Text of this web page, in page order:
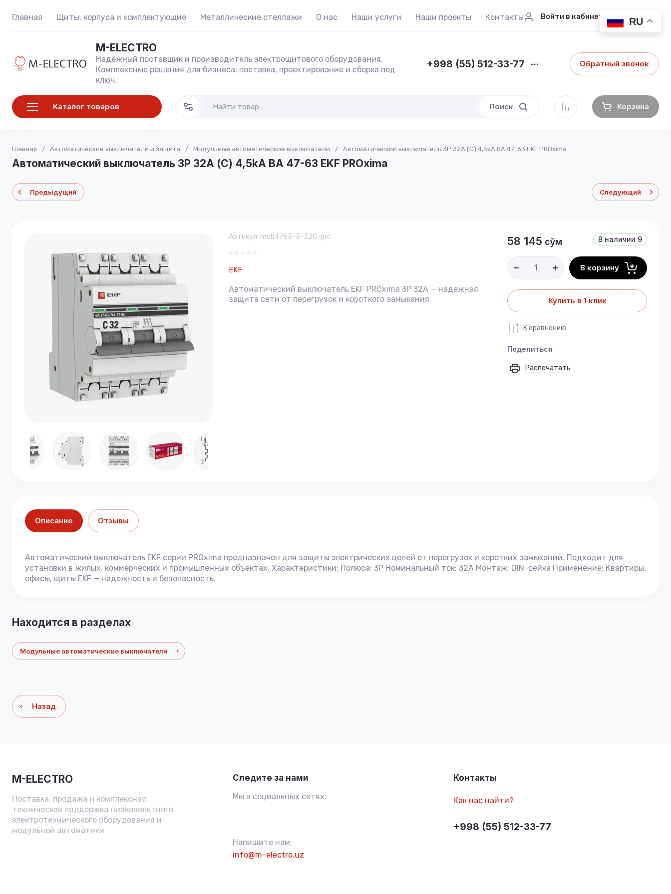
RU
Главная Щиты, корпуса и комплектующие Металлические стеллажи О нас Наши услуги Наши проекты Контакты Войти в кабинет
M-ELECTRO
Надёжный поставщик и производитель электрощитового оборудования.
Комплексные решения для бизнеса: поставка, проектирование и сборка под
ключ.
+998 (55) 512-33-77 Обратный звонок
Каталог товаров Поиск Корзина
Главная / Автоматические выключатели и защита / Модульные автоматические выключатели / Автоматический выключатель 3P 32А (C) 4,5kA ВА 47-63 EKF PROxima
Автоматический выключатель 3P 32А (C) 4,5kA ВА 47-63 EKF PROxima
Предыдущий Следующий
Артикул: mcb4763-3-32C-pro
EKF
Автоматический выключатель EKF PROxima 3P 32А — надежная
защита сети от перегрузок и короткого замыкания.
В наличии 9
58 145 сўм
В корзину
Купить в 1 клик
К сравнению
Поделиться
Распечатать
Описание Отзывы
Автоматический выключатель EKF серии PROxima предназначен для защиты электрических цепей от перегрузок и коротких замыканий. Подходит для
установки в жилых, коммерческих и промышленных объектах. Характеристики: Полюса: 3P Номинальный ток: 32А Монтаж: DIN-рейка Применение: Квартиры,
офисы, щиты EKF — надежность и безопасность.
Находится в разделах
Модульные автоматические выключатели
Назад
M-ELECTRO
Поставка, продажа и комплексная
техническая поддержка низковольтного
электротехнического оборудования и
модульной автоматики
Следите за нами
Мы в социальных сетях:
Напишите нам:
info@m-electro.uz
Контакты
Как нас найти?
+998 (55) 512-33-77